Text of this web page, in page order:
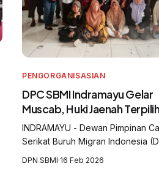
PENGORGANISASIAN
DPC SBMI Indramayu Gelar
Muscab, Huki Jaenah
sebagai Ketua
INDRAMAYU - Dewan Pimpinan
Serikat Buruh Migran Indonesia
DPN SBMI·16 Feb 2026